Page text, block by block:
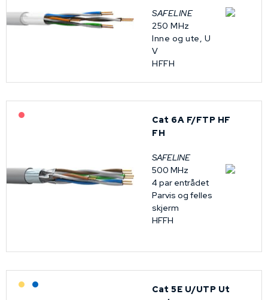
SAFELINE
250 MHz
Inne og ute, U
V
HFFH
Cat 6A F/FTP HF
FH
SAFELINE
500 MHz
4 par entrådet
Parvis og felles
skjerm
HFFH
Lagerført: Grossist
Cat 5E U/UTP Ut